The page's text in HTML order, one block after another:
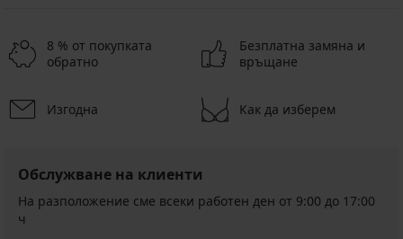
Разпродажба
-20 % GET20
Плажна
-50%
PREMIUM
Плажна
рокля
PREMIUM
Плажна
рокля
Плажна
8 % от покупката
обратно
Безплатна замяна и
връщане
Изгодна Как да изберем
Обслужване на клиенти
На разположение сме всеки работен ден от 9:00 до 17:00
ч